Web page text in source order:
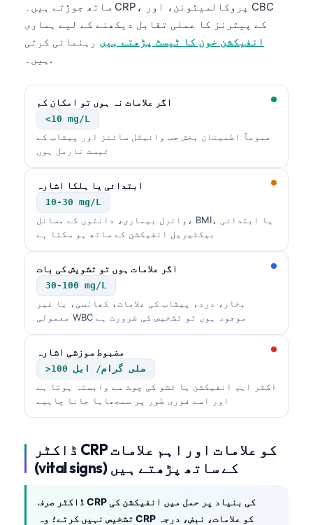
ساتھ جوڑتے ہیں۔ CRP، پروکالسیٹونن، اور CBC
کے پیٹرنز کا عملی تقابل دیکھنے کے لیے ہماری
انفیکشن خون کا ٹیسٹ پڑھتے ہیں رہنمائی کرتی
ہیں۔.
اگر علامات نہ ہوں تو امکان کم
<10 mg/L
عموماً اطمینان بخش جب وائیٹل سائنز اور پیشاب کے
ٹیسٹ نارمل ہوں
ابتدائی یا ہلکا اشارہ
10-30 mg/L
وائرل بیماری، دانتوں کے مسائل، BMI، یا ابتدائی
بیکٹیریل انفیکشن کے ساتھ ہو سکتا ہے
اگر علامات ہوں تو تشویش کی بات
30-100 mg/L
بخار، درد، پیشاب کی علامات، کھانسی، یا غیر
معمولی WBC موجود ہوں تو تشخیص کی ضرورت ہے
مضبوط سوزشی اشارہ
>100 ملی گرام/ ایل
اکثر اہم انفیکشن یا ٹشو کی چوٹ سے وابستہ ہوتا ہے
اور اسے فوری طور پر سمجھایا جانا چاہیے
ڈاکٹر CRP کو علامات اور اہم علامات
(vital signs) کے ساتھ پڑھتے ہیں
ڈاکٹر صرف CRP کی بنیاد پر حمل میں انفیکشن کی
تشخیص نہیں کرتے؛ وہ CRP کو علامات، نبض، درجہ